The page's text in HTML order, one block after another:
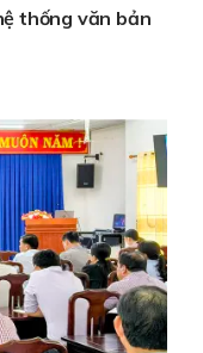
thống văn bản